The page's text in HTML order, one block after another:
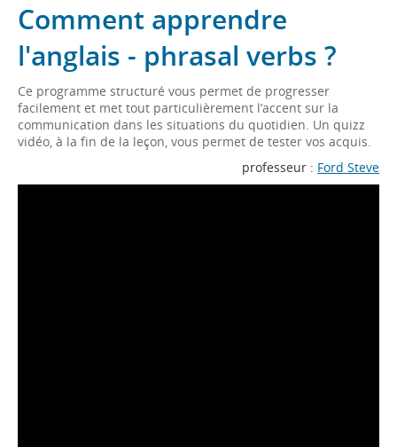
Comment apprendre
l'anglais - phrasal verbs ?
Ce programme structuré vous permet de progresser
facilement et met tout particulièrement l’accent sur la
communication dans les situations du quotidien. Un quizz
vidéo, à la fin de la leçon, vous permet de tester vos acquis.
professeur : Ford Steve